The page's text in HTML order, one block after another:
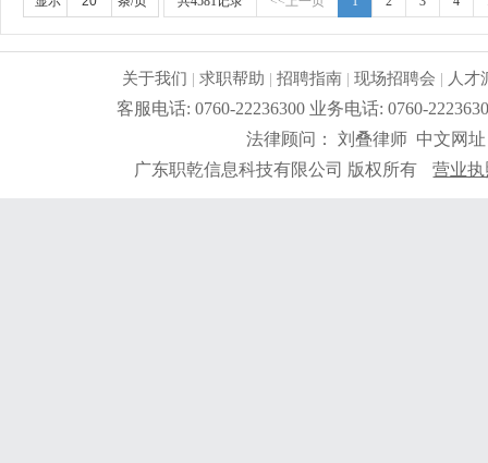
关于我们 |求职帮助 |招聘指南 |现场招聘会 | 人才
客服电话: 0760-22236300 业务电话: 0760-
法律顾问： 刘叠律师 中文网
广东职乾信息科技有限公司 版权所有
营业